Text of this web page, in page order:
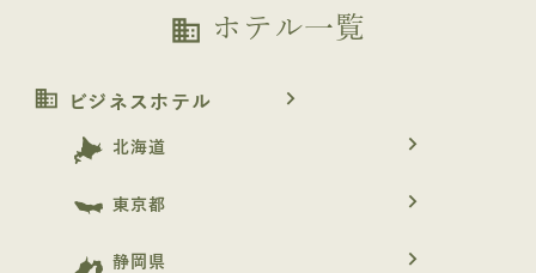
business ホテル一覧
business ビジネスホテル navigate_next
北海道 navigate_next
東京都 navigate_next
静岡県 navigate_next